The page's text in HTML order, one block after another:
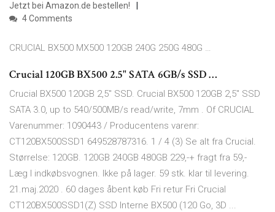
Jetzt bei Amazon.de bestellen!
4 Comments
CRUCIAL BX500 MX500 120GB 240G 250G 480G …
Crucial 120GB BX500 2.5" SATA 6GB/s SSD …
Crucial BX500 120GB 2,5" SSD. Crucial BX500 120GB 2,5" SSD
SATA 3.0, up to 540/500MB/s read/write, 7mm . Of CRUCIAL
Varenummer: 1090443 / Producentens varenr:
CT120BX500SSD1 649528787316. 1 / 4 (3) Se alt fra Crucial.
Størrelse: 120GB. 120GB 240GB 480GB 229,-+ fragt fra 59,-
Læg I indkøbsvognen. Ikke på lager. 59 stk. klar til levering.
21.maj.2020 . 60 dages åbent køb Fri retur Fri Crucial
CT120BX500SSD1(Z) SSD Interne BX500 (120 Go, 3D ...